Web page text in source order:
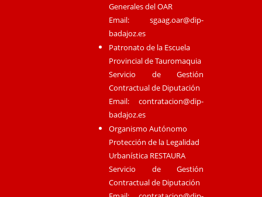
Generales del OAR
Email:sgaag.oar@dip-
badajoz.es
Patronato de la Escuela
Provincial de Tauromaquia
Servicio de Gestión
Contractual de Diputación
Email:contratacion@dip-
badajoz.es
Organismo Autónomo
Protección de la Legalidad
Urbanística RESTAURA
Servicio de Gestión
Contractual de Diputación